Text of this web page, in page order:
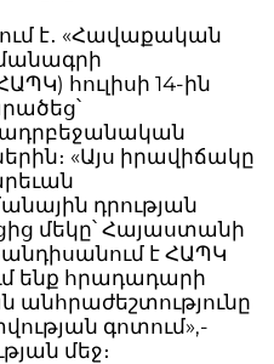
է․ «Հավաքական
հուլիսի 14-ին
«Այս իրավիճակը
դրության
մեկը՝ Հայաստանի
է ՀԱՊԿ
ենք հրադադարի
անհրաժեշտությունը
գոտում»,-
մեջ։